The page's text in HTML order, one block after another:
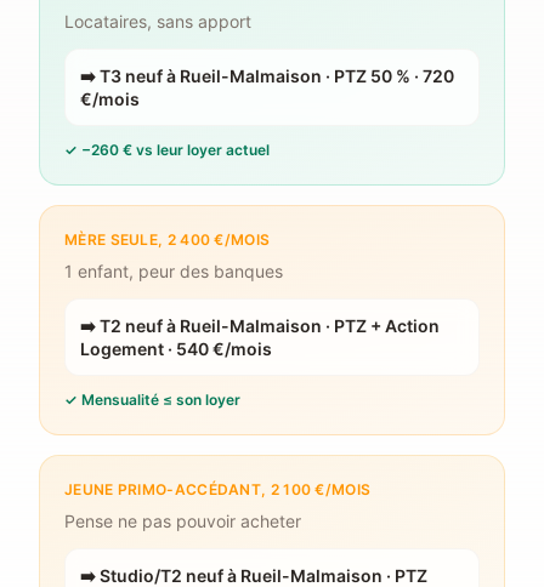
Locataires, sans apport
➡️T3 neuf à Rueil-Malmaison · PTZ 50 % · 720
€/mois
✓ −260 € vs leur loyer actuel
MÈRE SEULE, 2 400 €/MOIS
1 enfant, peur des banques
➡️T2 neuf à Rueil-Malmaison · PTZ + Action
Logement · 540 €/mois
✓ Mensualité ≤ son loyer
JEUNE PRIMO-ACCÉDANT, 2 100 €/MOIS
Pense ne pas pouvoir acheter
➡️Studio/T2 neuf à Rueil-Malmaison · PTZ